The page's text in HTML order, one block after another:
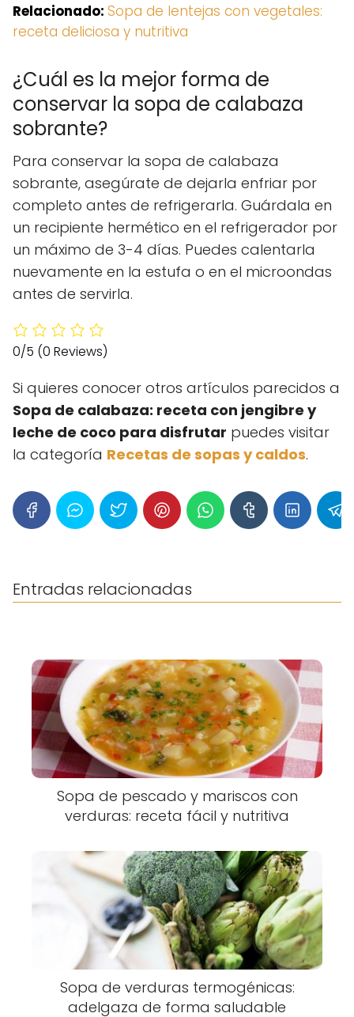
Relacionado: Sopa de lentejas con vegetales:
receta deliciosa y nutritiva
¿Cuál es la mejor forma de
conservar la sopa de calabaza
sobrante?
Para conservar la sopa de calabaza
sobrante, asegúrate de dejarla enfriar por
completo antes de refrigerarla. Guárdala en
un recipiente hermético en el refrigerador por
un máximo de 3-4 días. Puedes calentarla
nuevamente en la estufa o en el microondas
antes de servirla.
0/5 (0 Reviews)
Si quieres conocer otros artículos parecidos a
Sopa de calabaza: receta con jengibre y
leche de coco para disfrutar puedes visitar
la categoría Recetas de sopas y caldos.
Entradas relacionadas
Sopa de pescado y mariscos con
verduras: receta fácil y nutritiva
Sopa de verduras termogénicas:
adelgaza de forma saludable